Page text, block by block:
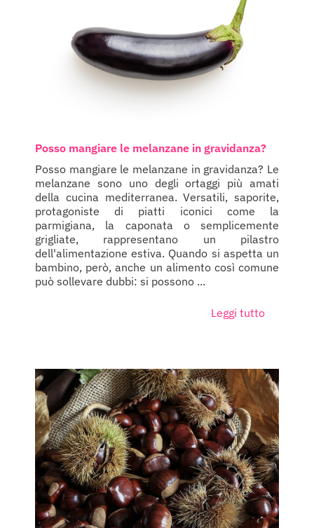
Posso mangiare le melanzane in gravidanza?
Posso mangiare le melanzane in gravidanza? Le
melanzane sono uno degli ortaggi più amati
della cucina mediterranea. Versatili, saporite,
protagoniste di piatti iconici come la
parmigiana, la caponata o semplicemente
grigliate, rappresentano un pilastro
dell'alimentazione estiva. Quando si aspetta un
bambino, però, anche un alimento così comune
può sollevare dubbi: si possono ...
Leggi tutto